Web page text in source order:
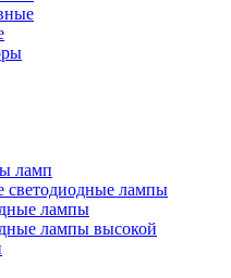
ламп
светодиодные лампы
лампы
лампы высокой